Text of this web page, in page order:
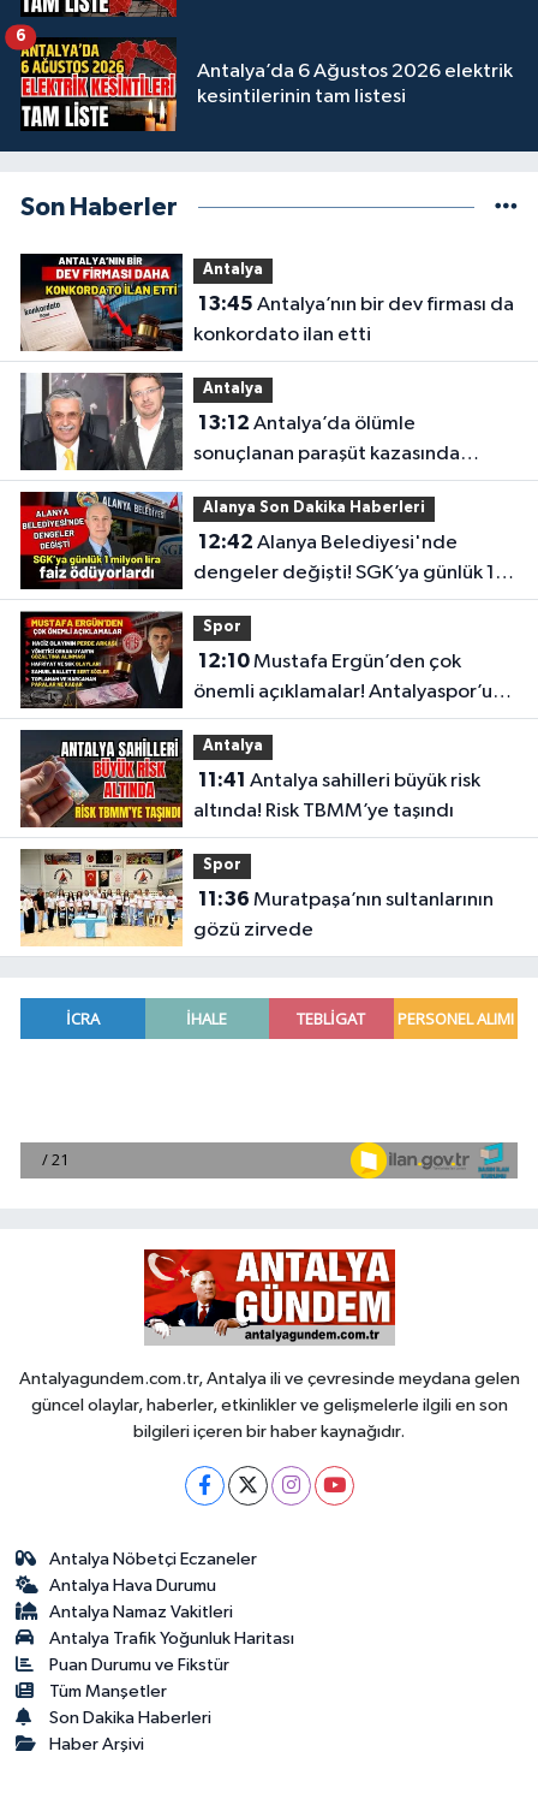
Antalya’da 6 Ağustos 2026 elektrik
kesintilerinin tam listesi
6
Son Haberler
Antalya
13:45
konkordato ilan etti
Antalya
13:12
sonuçlanan paraşüt kazasında
gözler Necati Topaloğlu’nun
oğlunda
Alanya Son Dakika Haberleri
12:42
dengeler değişti! SGK’ya günlük 1
milyon lira faiz ödüyorlardı
Spor
12:10Mustafa Ergün’den çok
önemli açıklamalar! Antalyaspor’un
merak edilenlerini anlattı
Antalya
11:41
altında! Risk TBMM’ye taşındı
Spor
11:36
gözü zirvede
Antalyagundem.com.tr, Antalya ili ve çevresinde meydana gelen
güncel olaylar, haberler, etkinlikler ve gelişmelerle ilgili en son
bilgileri içeren bir haber kaynağıdır.
Antalya Nöbetçi Eczaneler
Antalya Hava Durumu
Antalya Namaz Vakitleri
Antalya Trafik Yoğunluk Haritası
Puan Durumu ve Fikstür
Tüm Manşetler
Son Dakika Haberleri
Haber Arşivi